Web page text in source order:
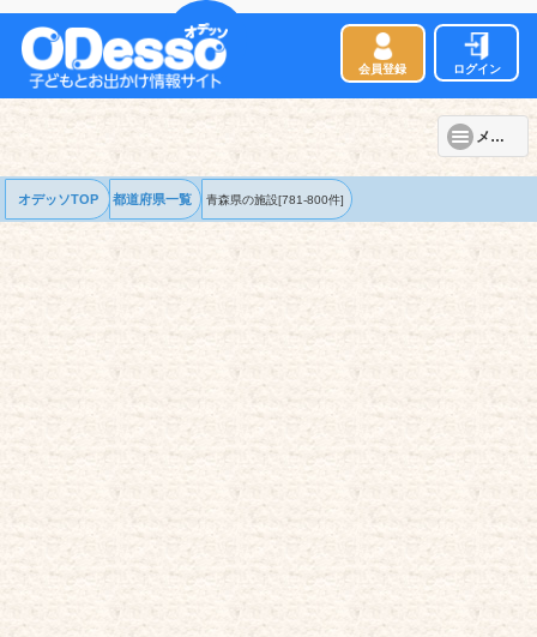
会員登録 ログイン
メニュー
オデッソTOP 都道府県一覧 青森県の施設[781-800件]